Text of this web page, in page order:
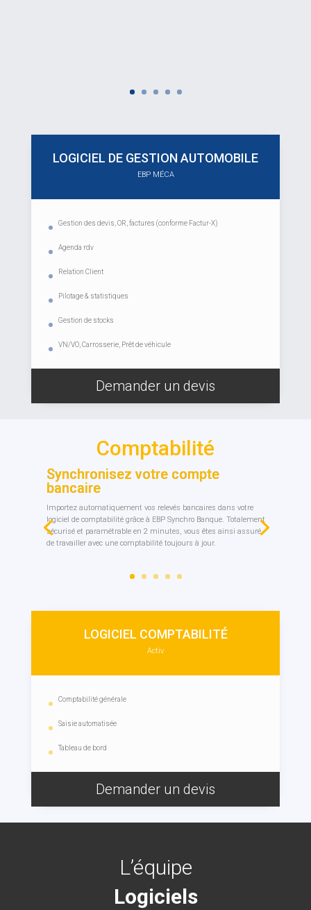
LOGICIEL DE GESTION AUTOMOBILE
EBP MÉCA
Gestion des devis, OR, factures (conforme Factur-X)
Agenda rdv
Relation Client
Pilotage & statistiques
Gestion de stocks
VN/VO, Carrosserie, Prêt de véhicule
Demander un devis
Comptabilité
Synchronisez votre compte
bancaire
Importez automatiquement vos relevés bancaires dans votre
logiciel de comptabilité grâce à EBP Synchro Banque. Totalement
sécurisé et paramétrable en 2 minutes, vous êtes ainsi assuré
de travailler avec une comptabilité toujours à jour.
LOGICIEL COMPTABILITÉ
Activ
Comptabilité générale
Saisie automatisée
Tableau de bord
Demander un devis
L’équipe
Logiciels